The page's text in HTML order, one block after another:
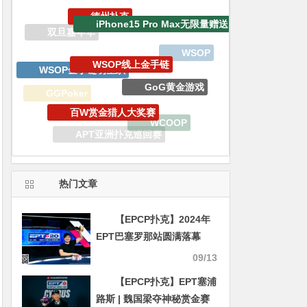
EV专属大宝箱
生肖之王金手链嘉年华
GGPoker
WSOP金手链明星趴
WSOP线上金手链
WCOOP
APT亚洲扑克巡回赛
百W赏金猎人大奖赛
热门文章
【EPCP扑克】2024年
EPT巴塞罗那站圆满落幕
Stephen Song斩获主赛冠
09/13
【EPCP扑克】EPT塞浦
路斯 | 魏国梁夺神秘赏金赛